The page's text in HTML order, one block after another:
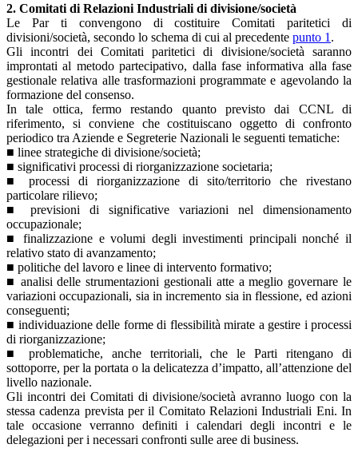
2. Comitati di Relazioni Industriali di divisione/società
Le Par ti convengono di costituire Comitati paritetici di
divisioni/società, secondo lo schema di cui al precedente punto 1 .
Gli incontri dei Comitati paritetici di divisione/società saranno
improntati al metodo partecipativo, dalla fase informativa alla fase
gestionale relativa alle trasformazioni programmate e agevolando la
formazione del consenso.
In tale ottica, fermo restando quanto previsto dai CCNL di
riferimento, si conviene che costituiscano oggetto di confronto
periodico tra Aziende e Segreterie Nazionali le seguenti tematiche:
■ linee strategiche di divisione/società;
■ significativi processi di riorganizzazione societaria;
■ processi di riorganizzazione di sito/territorio che rivestano
particolare rilievo;
■ previsioni di significative variazioni nel dimensionamento
occupazionale;
■ finalizzazione e volumi degli investimenti principali nonché il
relativo stato di avanzamento;
■ politiche del lavoro e linee di intervento formativo;
■ analisi delle strumentazioni gestionali atte a meglio governare le
variazioni occupazionali, sia in incremento sia in flessione, ed azioni
conseguenti;
■ individuazione delle forme di flessibilità mirate a gestire i processi
di riorganizzazione;
■ problematiche, anche territoriali, che le Parti ritengano di
sottoporre, per la portata o la delicatezza d’impatto, all’attenzione del
livello nazionale.
Gli incontri dei Comitati di divisione/società avranno luogo con la
stessa cadenza prevista per il Comitato Relazioni Industriali Eni. In
tale occasione verranno definiti i calendari degli incontri e le
delegazioni per i necessari confronti sulle aree di business.